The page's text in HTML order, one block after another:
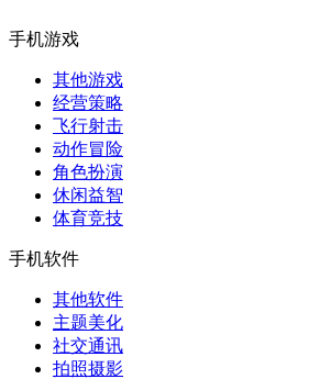
手机游戏
其他游戏
经营策略
飞行射击
动作冒险
角色扮演
休闲益智
体育竞技
手机软件
其他软件
主题美化
社交通讯
拍照摄影